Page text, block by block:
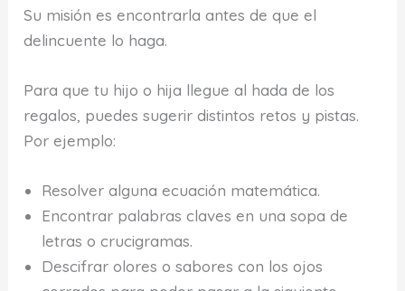
Su misión es encontrarla antes de que el
delincuente lo haga.
Para que tu hijo o hija llegue al hada de los
regalos, puedes sugerir distintos retos y pistas.
Por ejemplo:
Resolver alguna ecuación matemática.
Encontrar palabras claves en una sopa de
letras o crucigramas.
Descifrar olores o sabores con los ojos